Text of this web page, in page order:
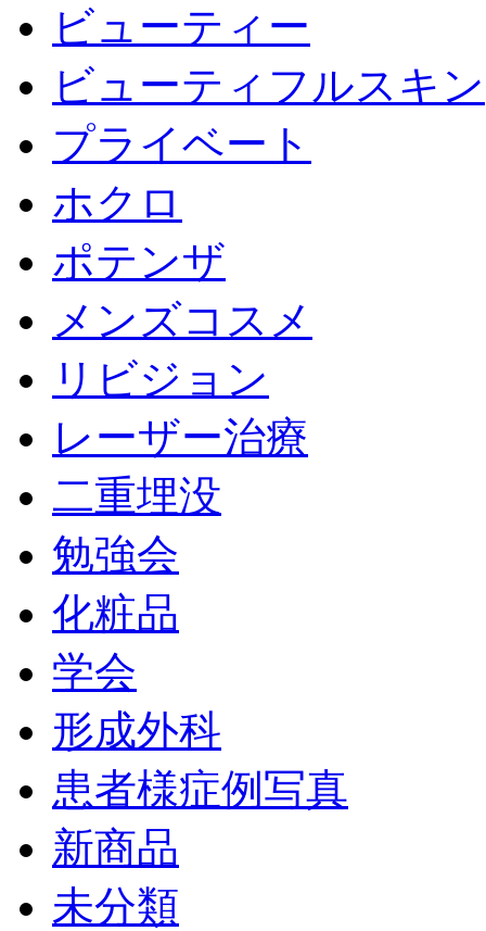
ビューティー
ビューティフルスキン
プライベート
ホクロ
ポテンザ
メンズコスメ
リビジョン
レーザー治療
二重埋没
勉強会
化粧品
学会
形成外科
患者様症例写真
新商品
未分類